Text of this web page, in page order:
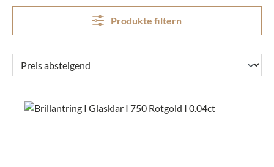
Produkte filtern